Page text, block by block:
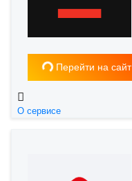
Загрузка... Перейти на сайт
О сервисе